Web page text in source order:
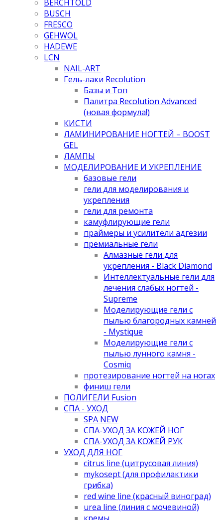
BERCHTOLD
BUSCH
FRESCO
GEHWOL
HADEWE
LCN
NAIL-ART
Гель-лаки Recolution
Базы и Топ
Палитра Recolution Advanced
(новая формула!)
КИСТИ
ЛАМИНИРОВАНИЕ НОГТЕЙ – BOOST
GEL
ЛАМПЫ
МОДЕЛИРОВАНИЕ И УКРЕПЛЕНИЕ
базовые гели
гели для моделирования и
укрепления
гели для ремонта
камуфлирующие гели
праймеры и усилители адгезии
премиальные гели
Алмазные гели для
укрепления - Black Diamond
Интеллектуальные гели для
лечения слабых ногтей -
Supreme
Моделирующие гели с
пылью благородных камней
- Mystique
Моделирующие гели с
пылью лунного камня -
Cosmiq
протезирование ногтей на ногах
финиш гели
ПОЛИГЕЛИ Fusion
СПА - УХОД
SPA NEW
СПА-УХОД ЗА КОЖЕЙ НОГ
СПА-УХОД ЗА КОЖЕЙ РУК
УХОД ДЛЯ НОГ
citrus line (цитрусовая линия)
mykosept (для профилактики
грибка)
red wine line (красный виноград)
urea line (линия с мочевиной)